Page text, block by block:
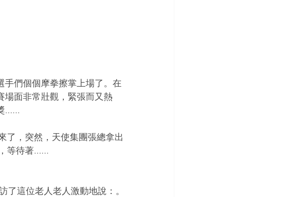
手們個個摩拳擦掌上場了。在
場面非常壯觀，緊張而又熱
......
了，突然，天使集團張總拿出
等待著......
這位老人老人激動地說：。